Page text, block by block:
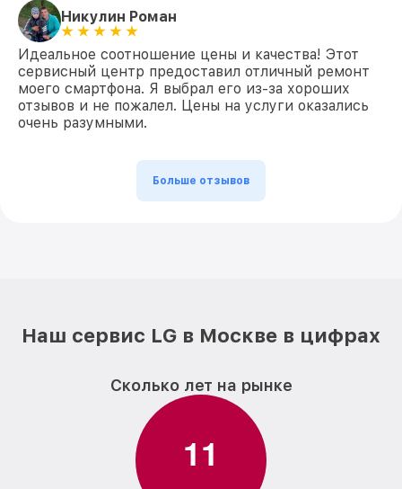
Никулин Роман
Идеальное соотношение цены и качества! Этот
сервисный центр предоставил отличный ремонт
моего смартфона. Я выбрал его из-за хороших
отзывов и не пожалел. Цены на услуги оказались
очень разумными.
Больше отзывов
Наш сервис LG в Москве в цифрах
Сколько лет на рынке
11